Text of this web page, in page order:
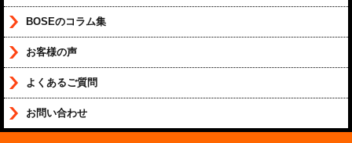
BOSEのコラム集
お客様の声
よくあるご質問
お問い合わせ